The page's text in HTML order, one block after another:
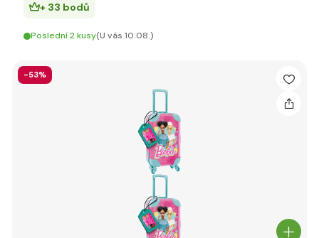
+ 33 bodů
Poslední 2 kusy(U vás 10.08.)
-53%